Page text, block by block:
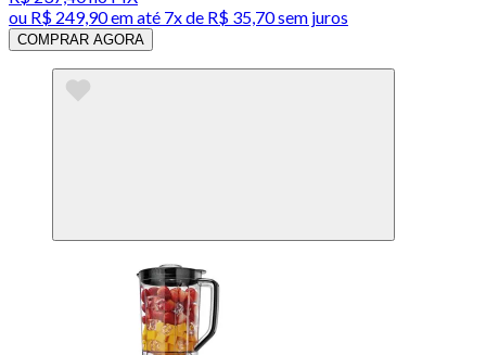
ou R$ 249,90em até 7x de R$ 35,70 sem juros
COMPRAR AGORA